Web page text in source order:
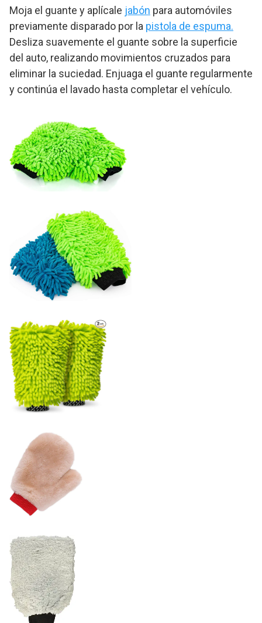
Moja el guante y aplícale jabón para automóviles
previamente disparado por la pistola de espuma.
Desliza suavemente el guante sobre la superficie
del auto, realizando movimientos cruzados para
eliminar la suciedad. Enjuaga el guante regularmente
y continúa el lavado hasta completar el vehículo.